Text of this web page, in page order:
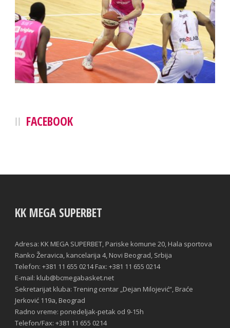
FACEBOOK
KK MEGA SUPERBET
Adresa: KK MEGA SUPERBET, Pariske komune 20, Hala sportova
Ranko Žeravica, kancelarija 4, Novi Beograd, Srbija
Telefon: +381 11 655 0214 Fax: +381 11 655 0214
E-mail: klub@bcmegabasket.net
Sekretarijat kluba: Trening centar „Dejan Milojević“, Braće
Jerković 119a, Beograd
Radno vreme: ponedeljak-petak od 9-15h
Telefon/Fax: +381 11 655 0214